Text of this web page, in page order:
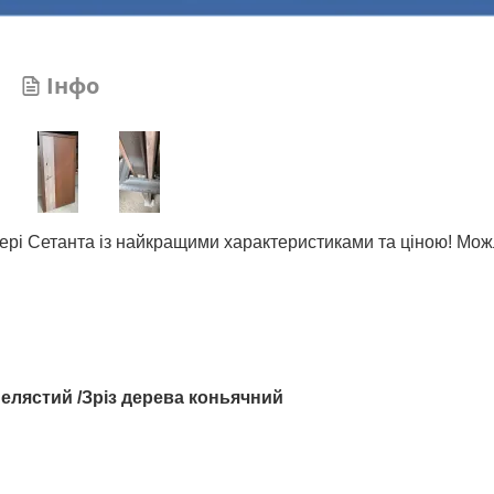
Інфо
Сетанта із найкращими характеристиками та ціною!
/Зріз дерева коньячний